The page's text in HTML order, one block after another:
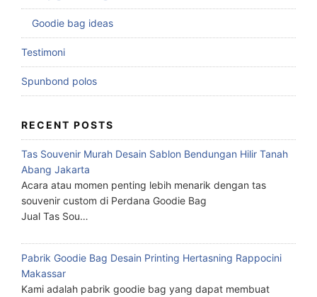
Goodie bag ideas
Testimoni
Spunbond polos
RECENT POSTS
Tas Souvenir Murah Desain Sablon Bendungan Hilir Tanah
Abang Jakarta
Acara atau momen penting lebih menarik dengan tas
souvenir custom di Perdana Goodie Bag
Jual Tas Sou…
Pabrik Goodie Bag Desain Printing Hertasning Rappocini
Makassar
Kami adalah pabrik goodie bag yang dapat membuat